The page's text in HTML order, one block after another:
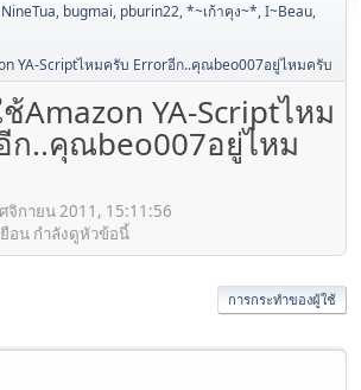
NineTua, bugmai, pburin22,*~เก้าคุง~*,I~Beau,
YA-Scriptไหมครับ Errorอีก..คุณbeo007อยู่ไหมครับ
Amazon YA-Scriptไหม
ก..คุณbeo007อยู่ไหม
จิกายน 2011, 15:11:56
อน กำลังดูหัวข้อนี้
การกระทำของผู้ใช้